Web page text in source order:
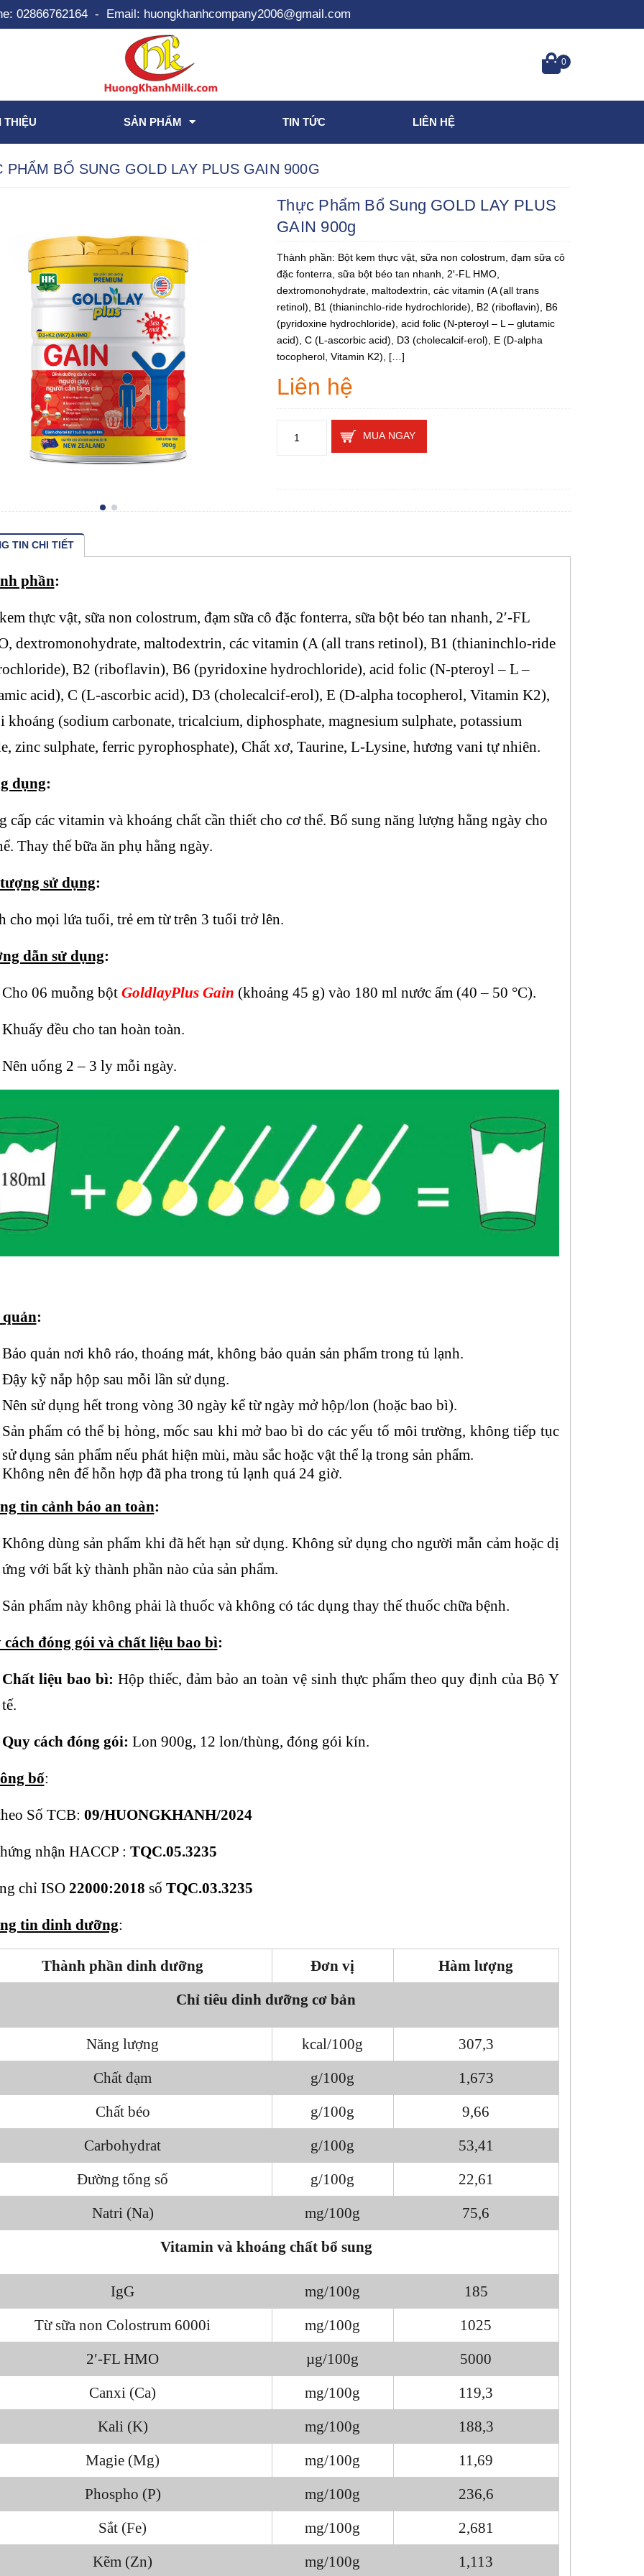
02866762164 - Email: huongkhanhcompany2006@gmail.com
0
THIỆU SẢN PHẨM TIN TỨC LIÊN HỆ
PHẨM BỔ SUNG GOLD LAY PLUS GAIN 900G
Thực Phẩm Bổ Sung GOLD LAY PLUS
GAIN 900g
Thành phần: Bột kem thực vật, sữa non colostrum, đạm sữa cô
đặc fonterra, sữa bột béo tan nhanh, 2′-FL HMO,
dextromonohydrate, maltodextrin, các vitamin (A (all trans
retinol), B1 (thianinchlo-ride hydrochloride), B2 (riboflavin), B6
(pyridoxine hydrochloride), acid folic (N-pteroyl – L – glutamic
acid), C (L-ascorbic acid), D3 (cholecalcif-erol), E (D-alpha
tocopherol, Vitamin K2), […]
Liên hệ
MUA NGAY
TIN CHI TIẾT
phần:
thực vật, sữa non colostrum, đạm sữa cô đặc fonterra, sữa bột béo tan nhanh, 2′-FL
dextromonohydrate, maltodextrin, các vitamin (A (all trans retinol), B1 (thianinchlo-ride
B2 (riboflavin), B6 (pyridoxine hydrochloride), acid folic (N-pteroyl – L –
acid), C (L-ascorbic acid), D3 (cholecalcif-erol), E (D-alpha tocopherol, Vitamin K2),
khoáng (sodium carbonate, tricalcium, diphosphate, magnesium sulphate, potassium
zinc sulphate, ferric pyrophosphate), Chất xơ, Taurine, L-Lysine, hương vani tự nhiên.
dụng:
cấp các vitamin và khoáng chất cần thiết cho cơ thể. Bổ sung năng lượng hằng ngày cho
Thay thế bữa ăn phụ hằng ngày.
sử dụng:
cho mọi lứa tuổi, trẻ em từ trên 3 tuổi trở lên.
dẫn sử dụng:
Cho 06 muỗng bột GoldlayPlus Gain (khoảng 45 g) vào 180 ml nước ấm (40 – 50 °C).
Khuấy đều cho tan hoàn toàn.
Nên uống 2 – 3 ly mỗi ngày.
:
Bảo quản nơi khô ráo, thoáng mát, không bảo quản sản phẩm trong tủ lạnh.
Đậy kỹ nắp hộp sau mỗi lần sử dụng.
Nên sử dụng hết trong vòng 30 ngày kể từ ngày mở hộp/lon (hoặc bao bì).
Sản phẩm có thể bị hỏng, mốc sau khi mở bao bì do các yếu tố môi trường, không tiếp tục
sử dụng sản phẩm nếu phát hiện mùi, màu sắc hoặc vật thể lạ trong sản phẩm.
Không nên để hỗn hợp đã pha trong tủ lạnh quá 24 giờ.
tin cảnh báo an toàn:
Không dùng sản phẩm khi đã hết hạn sử dụng. Không sử dụng cho người mẫn cảm hoặc dị
ứng với bất kỳ thành phần nào của sản phẩm.
Sản phẩm này không phải là thuốc và không có tác dụng thay thế thuốc chữa bệnh.
cách đóng gói và chất liệu bao bì:
Chất liệu bao bì: Hộp thiếc, đảm bảo an toàn vệ sinh thực phẩm theo quy định của Bộ Y
tế.
Quy cách đóng gói: Lon 900g, 12 lon/thùng, đóng gói kín.
bố:
Số TCB: 09/HUONGKHANH/2024
nhận HACCP : TQC.05.3235
chỉ ISO 22000:2018 số TQC.03.3235
tin dinh dưỡng:
Thành phần dinh dưỡng Đơn vị
Hàm lượng
Chỉ tiêu dinh dưỡng cơ bản
Năng lượng kcal/100g
307,3
Chất đạm
g/100g
1,673
Chất béo
g/100g
9,66
Carbohydrat
g/100g
53,41
Đường tổng số
g/100g
22,61
Natri (Na)
mg/100g
75,6
Vitamin và khoáng chất bổ sung
IgG mg/100g
185
Từ sữa non Colostrum 6000i
mg/100g
1025
2′-FL HMO
µg/100g
5000
Canxi (Ca)
mg/100g
119,3
Kali (K)
mg/100g
188,3
Magie (Mg)
mg/100g
11,69
Phospho (P)
mg/100g
236,6
Sắt (Fe)
mg/100g
2,681
Kẽm (Zn)
mg/100g 1,113